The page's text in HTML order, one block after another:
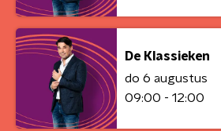
De Klassieken
do 6 augustus
09:00 - 12:00